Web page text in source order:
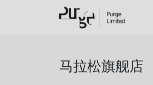
马拉松旗舰店